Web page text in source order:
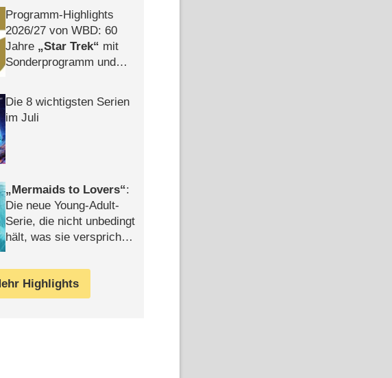
Programm-Highlights
2026/​27 von WBD: 60
Jahre
Star Trek
mit
Sonderprogramm und
Die 8 wichtigsten Serien
im Juli
Mermaids to Lovers :
Die neue Young-Adult-
Serie, die nicht unbedingt
hält, was sie verspricht –
Highlights